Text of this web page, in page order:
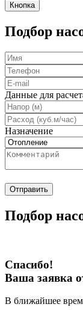
Кнопка
Подбор
Данные для
Назначение
Отправить
Подбор
Спасибо!
Ваша заявка
В ближайшее